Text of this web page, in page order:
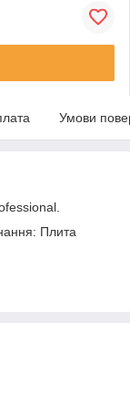
Умови
Плита